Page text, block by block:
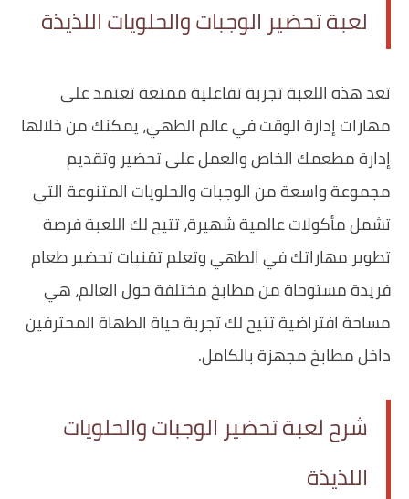
لعبة تحضير الوجبات والحلويات اللذيذة
تعد هذه اللعبة تجربة تفاعلية ممتعة تعتمد على
مهارات إدارة الوقت في عالم الطهي، يمكنك من خلالها
إدارة مطعمك الخاص والعمل على تحضير وتقديم
مجموعة واسعة من الوجبات والحلويات المتنوعة التي
تشمل مأكولات عالمية شهيرة، تتيح لك اللعبة فرصة
تطوير مهاراتك في الطهي وتعلم تقنيات تحضير طعام
فريدة مستوحاة من مطابخ مختلفة حول العالم، هي
مساحة افتراضية تتيح لك تجربة حياة الطهاة المحترفين
داخل مطابخ مجهزة بالكامل.
شرح لعبة تحضير الوجبات والحلويات
اللذيذة